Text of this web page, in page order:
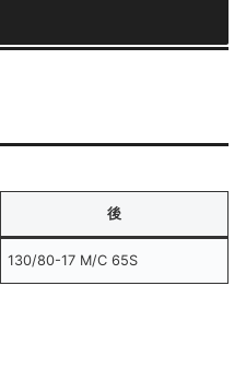
後
130/80-17 M/C 65S